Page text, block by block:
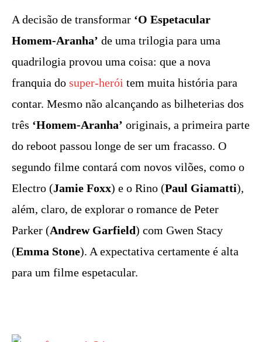
A decisão de transformar ‘O Espetacular
Homem-Aranha’ de uma trilogia para uma
quadrilogia provou uma coisa: que a nova
franquia do super-herói tem muita história para
contar. Mesmo não alcançando as bilheterias dos
três ‘Homem-Aranha’ originais, a primeira parte
do reboot passou longe de ser um fracasso. O
segundo filme contará com novos vilões, como o
Electro (Jamie Foxx) e o Rino (Paul Giamatti),
além, claro, de explorar o romance de Peter
Parker (Andrew Garfield) com Gwen Stacy
(Emma Stone). A expectativa certamente é alta
para um filme espetacular.